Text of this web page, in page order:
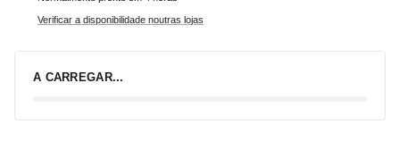
Verificar a disponibilidade noutras lojas
A CARREGAR...